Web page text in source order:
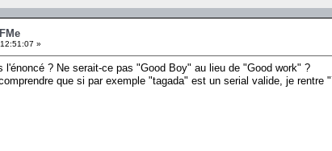
»
l'énoncé ? Ne serait-ce pas "Good Boy" au lieu de "Good work" ?
que si par exemple "tagada" est un serial valide, je rentre